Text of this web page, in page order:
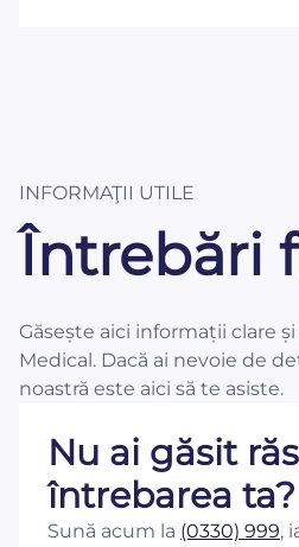
INFORMAŢII UTILE
Întrebări
Găsește aici informații clare
Medical. Dacă ai nevoie de
noastră este aici să te asiste.
Nu ai găsit
întrebarea ta?
Sună acum la (0330) 999,